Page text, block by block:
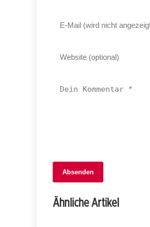
Absenden
Ähnliche Artikel
02. Januar 2026
Autounfall in